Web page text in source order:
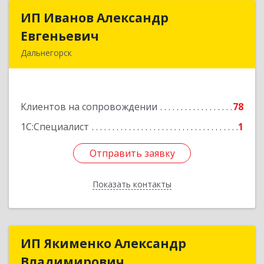
ИП Иванов Александр
Евгеньевич
Дальнегорск
Клиентов на сопровождении
78
1С:Специалист
1
Отправить заявку
Показать контакты
ИП Иванов Александр
Подробнее
Отправить заявку
Назад
ИП Якименко Александр
ИП Якименко Александр